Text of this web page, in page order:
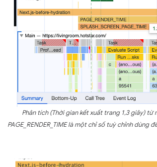
Phân tích (Thời gian kết xuất trang 1,3 giây)
PAGE_RENDER_TIME là một chỉ số tuỳ chỉnh